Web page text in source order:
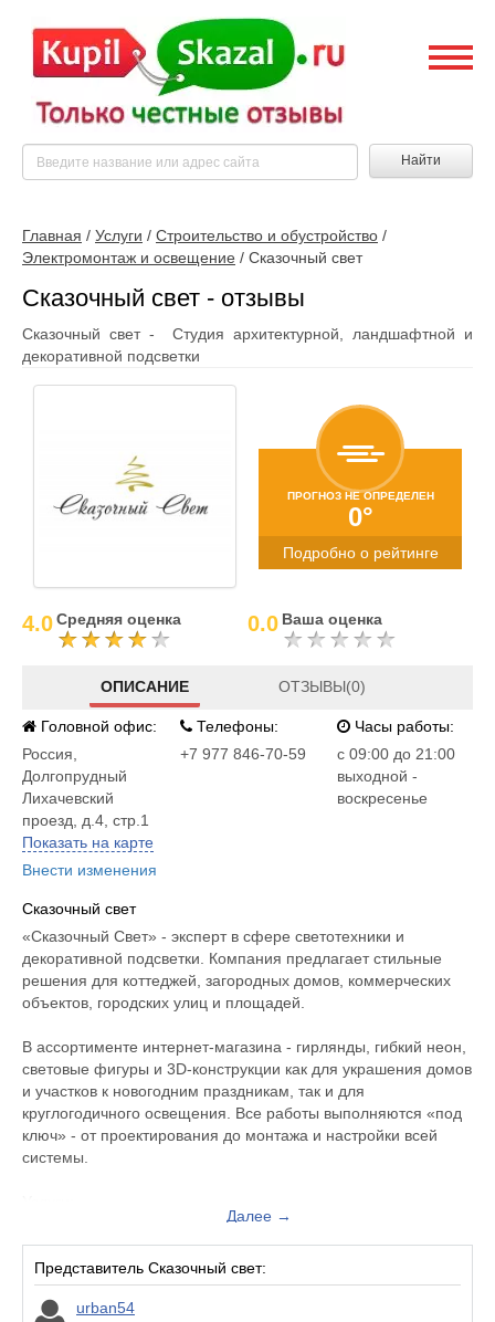
Найти
Главная / Услуги / Строительство и обустройство /
Электромонтаж и освещение / Сказочный свет
Сказочный свет - отзывы
Сказочный свет - Студия архитектурной, ландшафтной и
декоративной подсветки
ПРОГНОЗ НЕ ОПРЕДЕЛЕН
0°
Подробно о рейтинге
4.0Средняя оценка 0.0 Ваша оценка
ОПИСАНИЕ ОТЗЫВЫ(0)
Головной офис:
Россия
Долгопрудный
Лихачевский
проезд, д.4, стр.1
Показать на карте
Внести изменения
Телефоны:
+7 977 846-70-59
Часы работы:
c 09:00 до 21:00
выходной -
воскресенье
Сказочный свет
«Сказочный Свет» - эксперт в сфере светотехники и
декоративной подсветки. Компания предлагает стильные
решения для коттеджей, загородных домов, коммерческих
объектов, городских улиц и площадей.
В ассортименте интернет-магазина - гирлянды, гибкий неон,
световые фигуры и 3D-конструкции как для украшения домов
и участков к новогодним праздникам, так и для
круглогодичного освещения. Все работы выполняются «под
ключ» - от проектирования до монтажа и настройки всей
системы.
• Проектирование и визуализация светового оформления;
• Монтаж и демонтаж подсветки, гирлянд, световых фигур и
уличных ёлок;
• Производство 2D/3D световых фигур и продажа
светотехники в интернет-магазине.
Далее →
Представитель Сказочный свет:
urban54